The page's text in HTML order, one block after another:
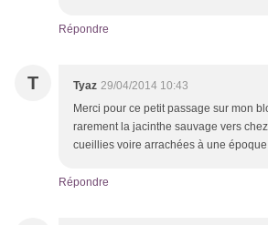
Répondre
T Tyaz 29/04/2014 10:43
Merci pour ce petit passage sur mon
rarement la jacinthe sauvage vers
cueillies voire arrachées à une époque
Répondre